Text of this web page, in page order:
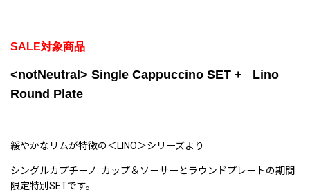
SALE対象商品
<notNeutral> Single Cappuccino SET + Lino
Round Plate
緩やかなリムが特徴の＜LINO＞シリーズより
シングルカプチーノ カップ＆ソーサーとラウンドプレートの期間
限定特別SETです。